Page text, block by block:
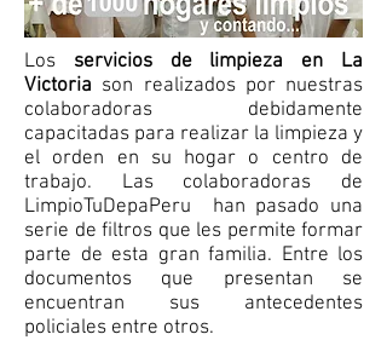
Los servicios de limpieza en La
Victoria son realizados por nuestras
colaboradoras debidamente
capacitadas para realizar la limpieza y
el orden en su hogar o centro de
trabajo. Las colaboradoras de
LimpioTuDepaPeru han pasado una
serie de filtros que les permite formar
parte de esta gran familia. Entre los
documentos que presentan se
encuentran sus antecedentes
policiales entre otros.